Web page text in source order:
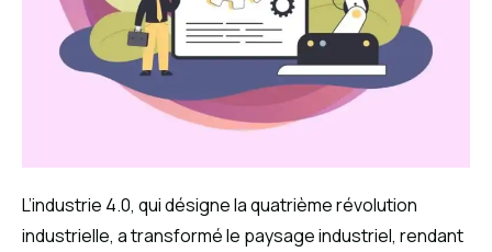
L’industrie 4.0, qui désigne la quatrième révolution
industrielle, a transformé le paysage industriel, rendant